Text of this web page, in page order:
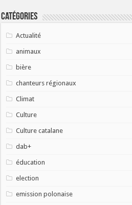
Catégories
Actualité
animaux
bière
chanteurs régionaux
Climat
Culture
Culture catalane
dab+
éducation
election
emission polonaise